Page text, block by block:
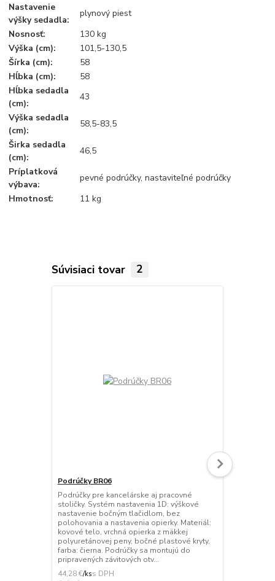
Nastavenie
výšky sedadla:
plynový piest
Nosnosť:
130 kg
Výška (cm):
101,5-130,5
Šírka (cm):
58
Hĺbka (cm):
58
Hĺbka sedadla
(cm):
43
Výška sedadla
(cm):
58,5-83,5
Širka sedadla
(cm):
46,5
Príplatková
výbava:
pevné podrúčky, nastaviteľné podrúčky
Hmotnosť:
11 kg
Súvisiaci tovar 2
Podrúčky BR06
Podrúčky pre kancelárske aj pracovné
stoličky. Systém nastavenia 1D: výškové
nastavenie bočným tlačidlom, bez
polohovania a nastavenia opierky. Materiál:
kovové telo, vrchná opierka z mäkkej
polyuretánovej peny, bočné plastové kryty,
farba: čierna. Podrúčky sa montujú do
pripravených závitových otv...
44,28 €/ks